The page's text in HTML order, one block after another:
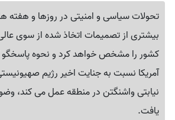
تحولات سیاسی و امنیتی در روزها و هفته
بیشتری از تصمیمات اتخاذ شده از سوی
کشور را مشخص خواهد کرد و نحوه پاسخگو
آمریکا نسبت به جنایت اخیر رژیم
نیابتی واشنگتن در منطقه عمل می کند،
یافت.